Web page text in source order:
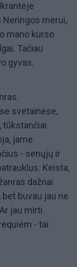
merui,
mano kurso
Tačiau
gyvas.
svetainėse,
, tūkstančiai
jame
- senųjų ir
Keista,
dažnai
buvau jau ne
jau mirti
- tai